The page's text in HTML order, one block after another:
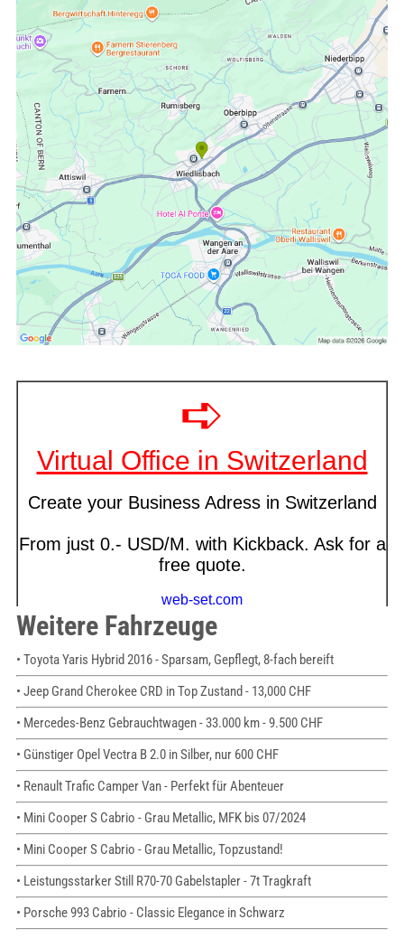
Weitere Fahrzeuge
• Toyota Yaris Hybrid 2016 - Sparsam, Gepflegt, 8-fach bereift
• Jeep Grand Cherokee CRD in Top Zustand - 13,000 CHF
• Mercedes-Benz Gebrauchtwagen - 33.000 km - 9.500 CHF
• Günstiger Opel Vectra B 2.0 in Silber, nur 600 CHF
• Renault Trafic Camper Van - Perfekt für Abenteuer
• Mini Cooper S Cabrio - Grau Metallic, MFK bis 07/2024
• Mini Cooper S Cabrio - Grau Metallic, Topzustand!
• Leistungsstarker Still R70-70 Gabelstapler - 7t Tragkraft
• Porsche 993 Cabrio - Classic Elegance in Schwarz